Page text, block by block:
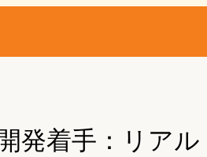
発着手：リアル